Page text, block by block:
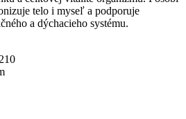
telo i myseľ a podporuje
a dýchacieho systému.